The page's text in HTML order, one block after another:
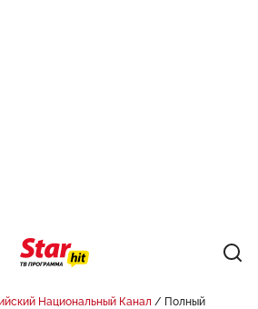
Национальный Канал
Полный